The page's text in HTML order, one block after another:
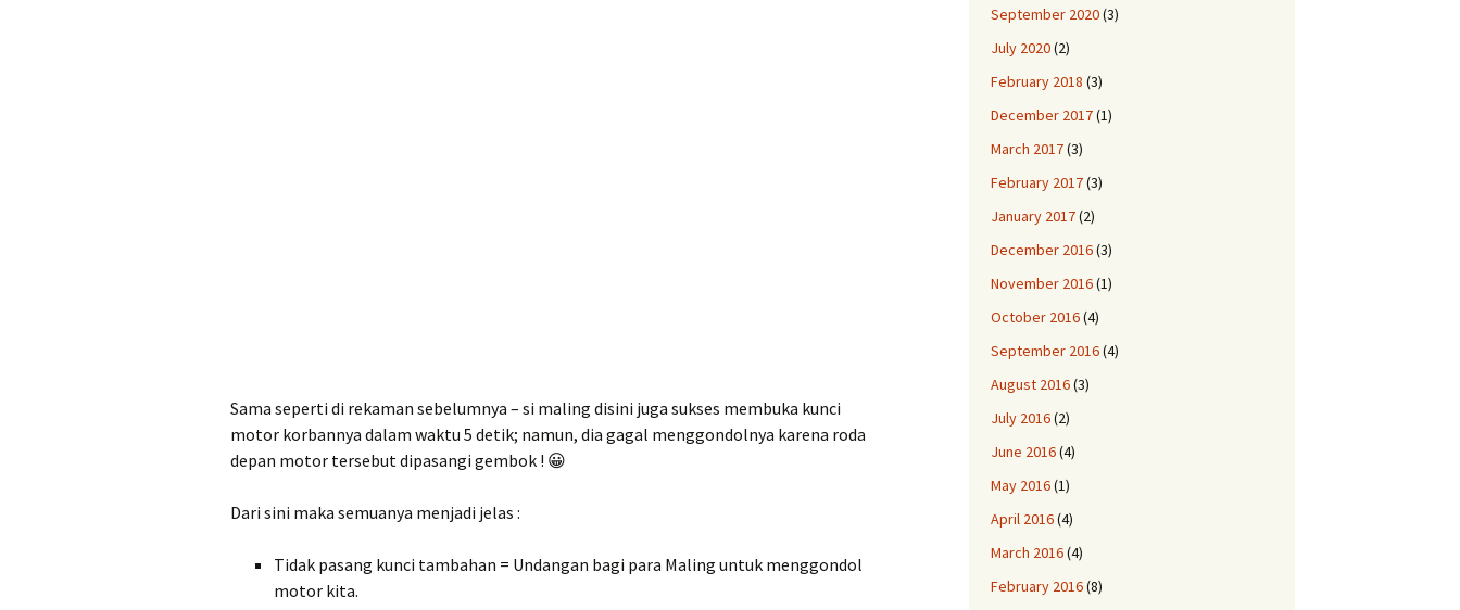
Sama seperti di rekaman sebelumnya – si maling disini juga sukses membuka kunci
motor korbannya dalam waktu 5 detik; namun, dia gagal menggondolnya karena roda
depan motor tersebut dipasangi gembok ! 😀
Dari sini maka semuanya menjadi jelas :
Tidak pasang kunci tambahan = Undangan bagi para Maling untuk menggondol
motor kita.
September 2020(3)
July 2020(2)
February 2018 (3)
December 2017(1)
March 2017(3)
February 2017(3)
January 2017(2)
December 2016(3)
November 2016(1)
October 2016(4)
September 2016(4)
August 2016(3)
July 2016(2)
June 2016(4)
May 2016(1)
April 2016(4)
March 2016(4)
February 2016(8)